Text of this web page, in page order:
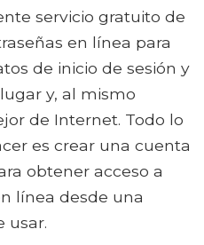
servicio gratuito de
en línea para
de inicio de sesión y
y, al mismo
de Internet. Todo lo
es crear una cuenta
obtener acceso a
línea desde una
usar.